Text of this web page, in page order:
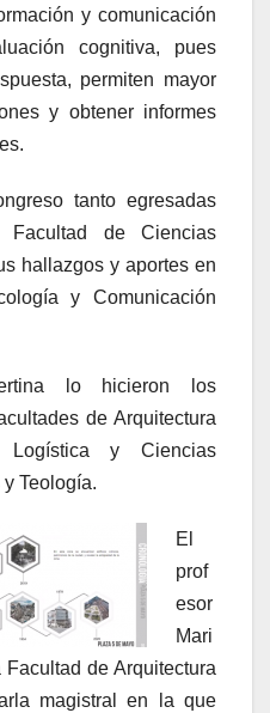
y comunicación
cognitiva, pues
permiten mayor
y obtener informes
tanto egresadas
de Ciencias
hallazgos y aportes en
y Comunicación
lo hicieron los
de Arquitectura
y Ciencias
Teología.
El
prof
esor
Mari
de Arquitectura
magistral en la que